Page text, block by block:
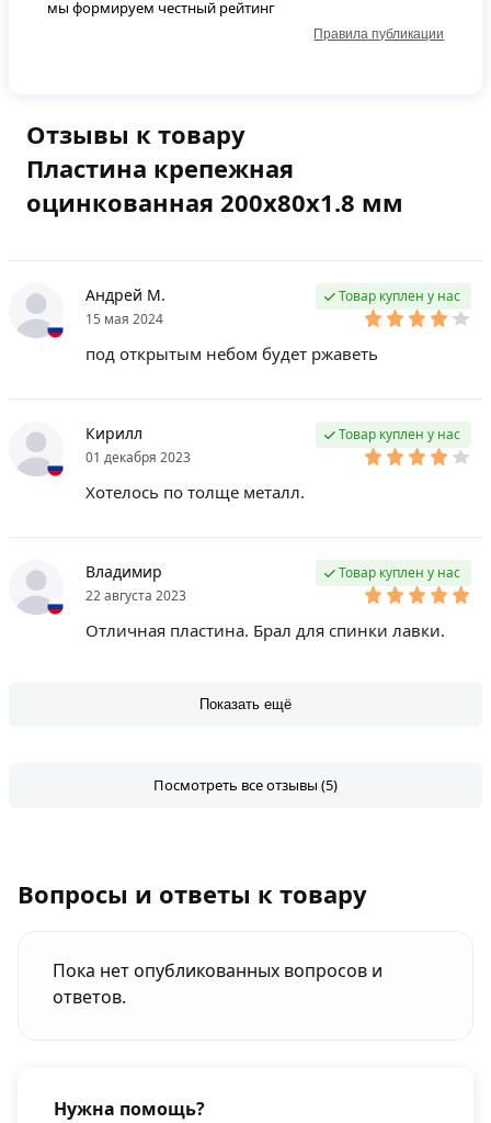
Отзывы к товару
Пластина крепежная
оцинкованная 200х80х1.8 мм
Андрей М.
15 мая 2024
Товар куплен у нас
под открытым небом будет ржаветь
Кирилл
01 декабря 2023
Товар куплен у нас
Хотелось по толще металл.
Владимир
22 августа 2023
Товар куплен у нас
Отличная пластина. Брал для спинки лавки.
Показать ещё
Посмотреть все отзывы (5)
мы формируем честный рейтинг
Правила публикации
Вопросы и ответы к товару
Пока нет опубликованных вопросов и
ответов.
Нужна помощь?